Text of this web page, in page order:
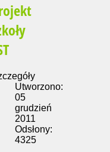
Utworzono:
05
grudzień
2011
Odsłony:
4325